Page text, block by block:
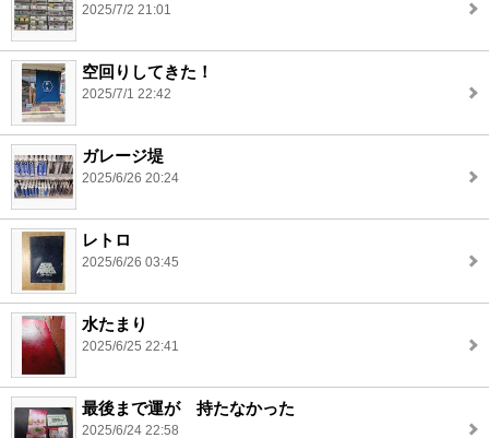
2025/7/2 21:01
空回りしてきた！
2025/7/1 22:42
ガレージ堤
2025/6/26 20:24
レトロ
2025/6/26 03:45
水たまり
2025/6/25 22:41
最後まで運が 持たなかった
2025/6/24 22:58